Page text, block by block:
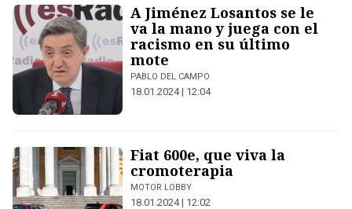
A Jiménez Losantos se le
va la mano y juega con el
racismo en su último
mote
PABLO DEL CAMPO
18.01.2024 | 12:04
Fiat 600e, que viva la
cromoterapia
MOTOR LOBBY
18.01.2024 | 12:02